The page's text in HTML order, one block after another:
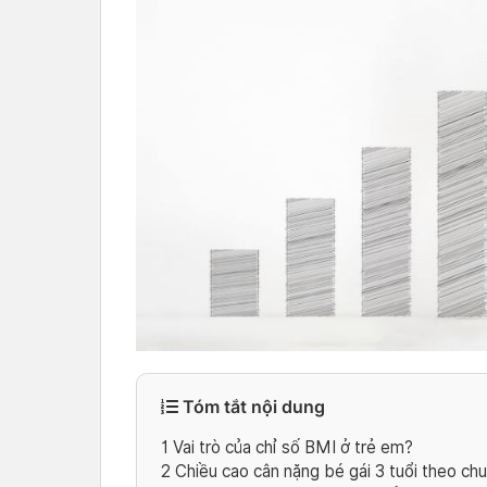
Tóm tắt nội dung
1 Vai trò của chỉ số BMI ở trẻ em?
2 Chiều cao cân nặng bé gái 3 tuổi theo